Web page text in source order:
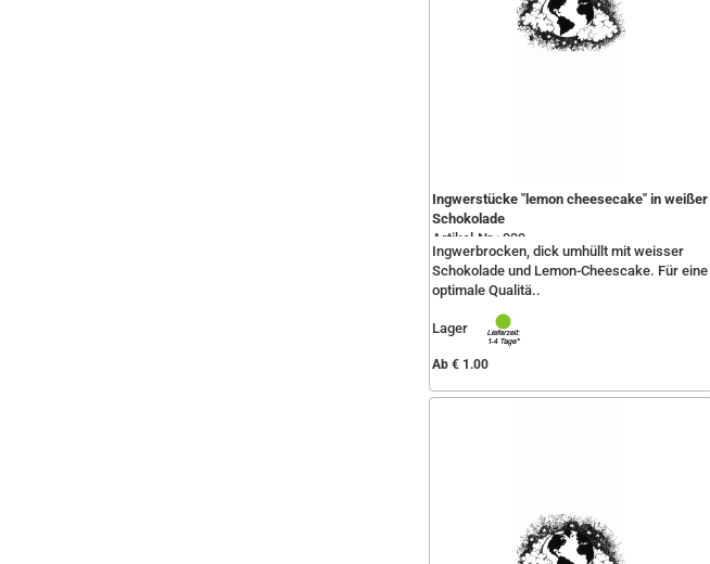
Ingwerstücke "lemon cheesecake" in weißer
Schokolade
Artikel-Nr.: 999
Ingwerbrocken, dick umhüllt mit weisser
Schokolade und Lemon-Cheescake. Für eine
optimale Qualitä..
Lager
Ab € 1.00